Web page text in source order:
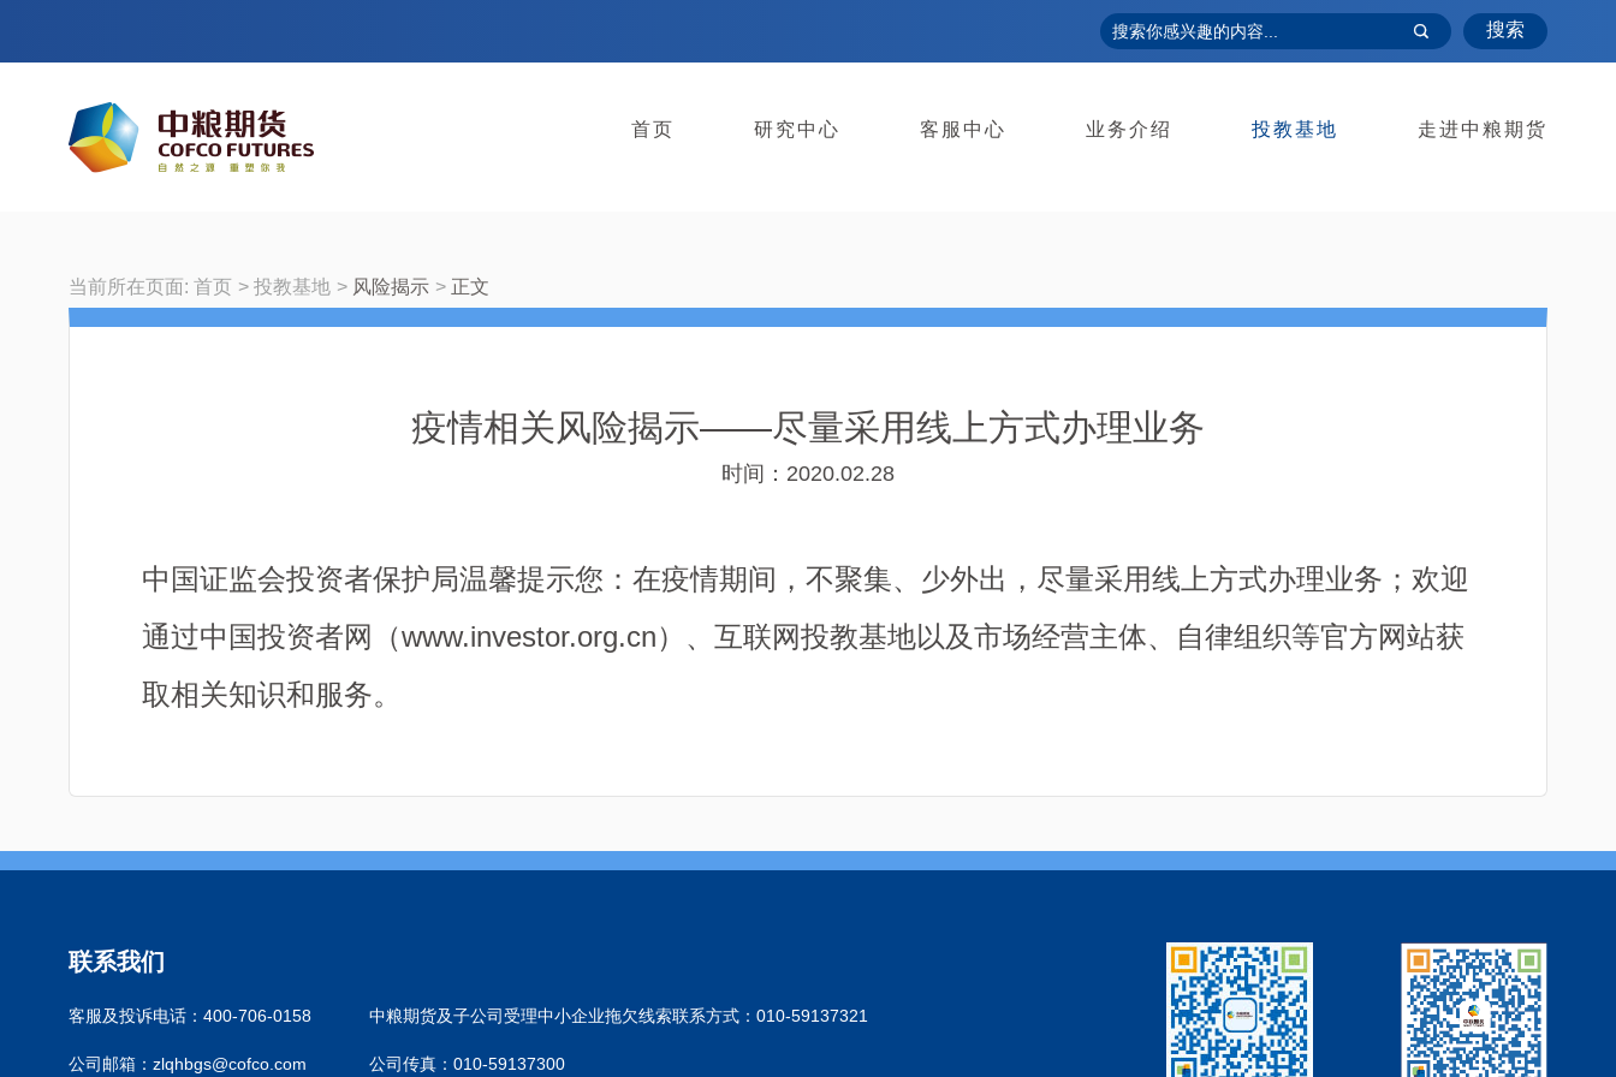
搜索
首页 研究中心 客服中心 业务介绍 投教基地 走进中粮期货
当前所在页面: 首页 投教基地 风险揭示 正文
疫情相关风险揭示——尽量采用线上方式办理业务
时间：2020.02.28
中国证监会投资者保护局温馨提示您：在疫情期间，不聚集、少外出，尽量采用线上方式办理业务；欢迎
通过中国投资者网（www.investor.org.cn）、互联网投教基地以及市场经营主体、自律组织等官方网站获
取相关知识和服务。
联系我们
客服及投诉电话：400-706-0158 中粮期货及子公司受理中小企业拖欠线索联系方式：010-59137321
公司邮箱：zlqhbgs@cofco.com 公司传真：010-59137300